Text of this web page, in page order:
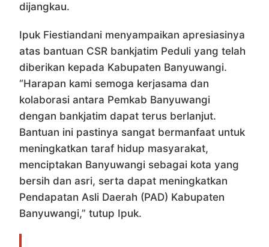
dijangkau.
Ipuk Fiestiandani menyampaikan apresiasinya
atas bantuan CSR bankjatim Peduli yang telah
diberikan kepada Kabupaten Banyuwangi.
“Harapan kami semoga kerjasama dan
kolaborasi antara Pemkab Banyuwangi
dengan bankjatim dapat terus berlanjut.
Bantuan ini pastinya sangat bermanfaat untuk
meningkatkan taraf hidup masyarakat,
menciptakan Banyuwangi sebagai kota yang
bersih dan asri, serta dapat meningkatkan
Pendapatan Asli Daerah (PAD) Kabupaten
Banyuwangi,” tutup Ipuk.